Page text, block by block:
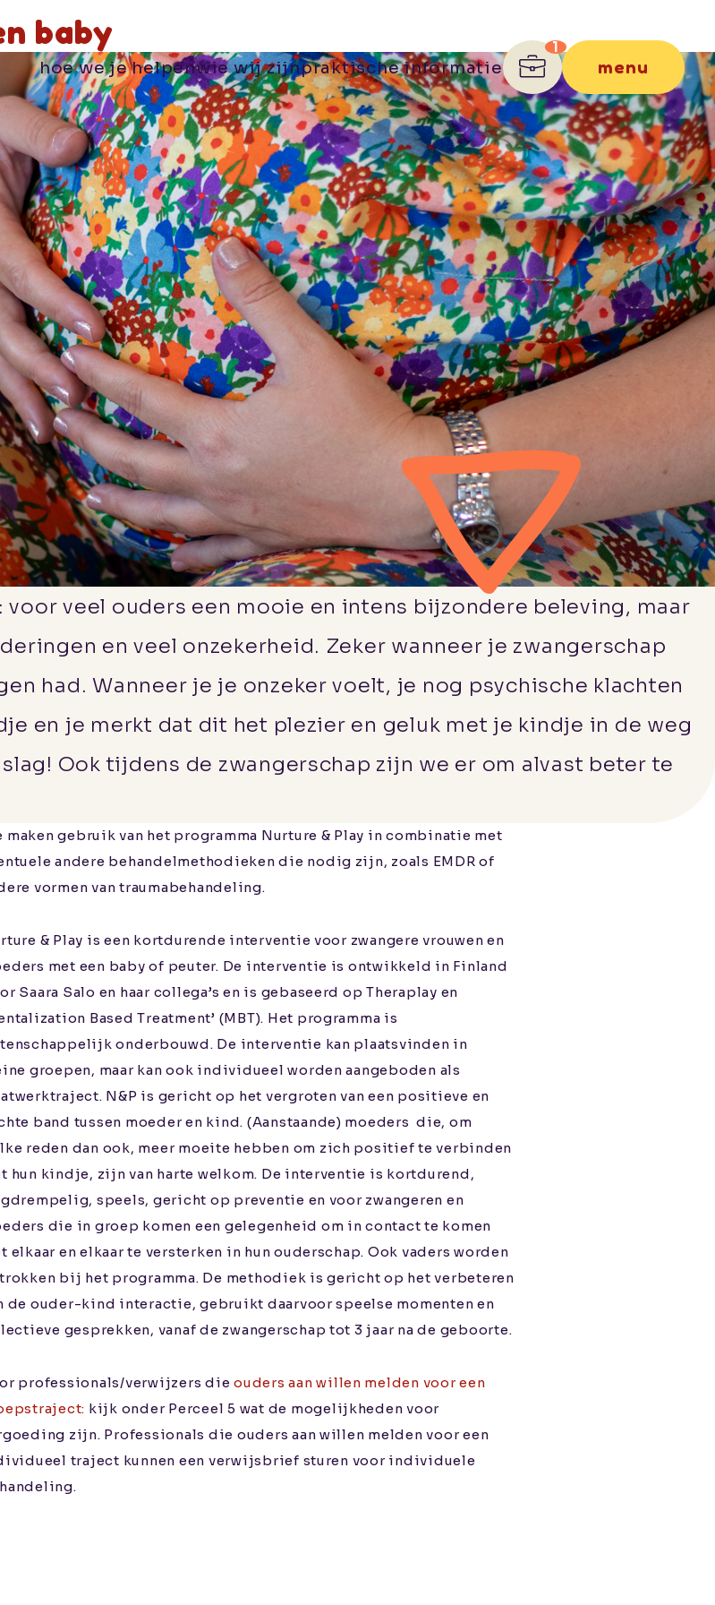
hoe we je helpenwie wij zijnpraktische informatie menu
baby
voor veel ouders een mooie en intens bijzondere beleving, maar
en veel onzekerheid. Zeker wanneer je zwangerschap
had. Wanneer je je onzeker voelt, je nog psychische klachten
en je merkt dat dit het plezier en geluk met je kindje in de weg
Ook tijdens de zwangerschap zijn we er om alvast beter te
maken gebruik van het programma Nurture & Play in combinatie met
andere behandelmethodieken die nodig zijn, zoals EMDR of
vormen van traumabehandeling.
& Play is een kortdurende interventie voor zwangere vrouwen en
met een baby of peuter. De interventie is ontwikkeld in Finland
Saara Salo en haar collega’s en is gebaseerd op Theraplay en
Based Treatment’ (MBT). Het programma is
onderbouwd. De interventie kan plaatsvinden in
groepen, maar kan ook individueel worden aangeboden als
N&P is gericht op het vergroten van een positieve en
band tussen moeder en kind. (Aanstaande) moeders die, om
reden dan ook, meer moeite hebben om zich positief te verbinden
hun kindje, zijn van harte welkom. De interventie is kortdurend,
speels, gericht op preventie en voor zwangeren en
die in groep komen een gelegenheid om in contact te komen
elkaar en elkaar te versterken in hun ouderschap. Ook vaders worden
bij het programma. De methodiek is gericht op het verbeteren
de ouder-kind interactie, gebruikt daarvoor speelse momenten en
gesprekken, vanaf de zwangerschap tot 3 jaar na de geboorte.
professionals/verwijzers dieouders aan willen melden voor een
kijk onder Perceel 5 wat de mogelijkheden voor
zijn. Professionals die ouders aan willen melden voor een
traject kunnen een verwijsbrief sturen voor individuele